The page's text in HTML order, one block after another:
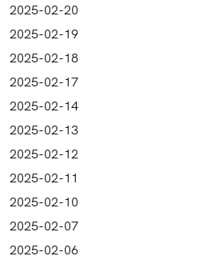
2025-02-20
2025-02-19
2025-02-18
2025-02-17
2025-02-14
2025-02-13
2025-02-12
2025-02-11
2025-02-10
2025-02-07
2025-02-06